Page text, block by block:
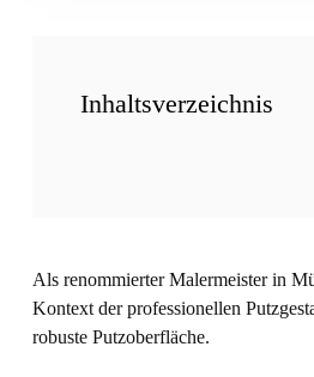
Inhaltsverzeichnis
Als renommierter Malermeister in
Kontext der professionellen
robuste Putzoberfläche.